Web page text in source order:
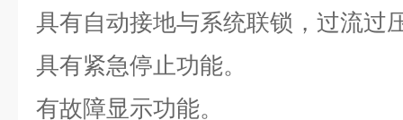
具有自动接地与系统联锁，过流过
具有紧急停止功能。
有故障显示功能。